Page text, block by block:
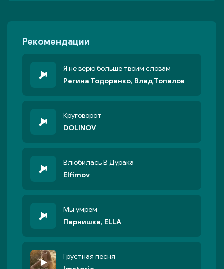
Рекомендации
Я не верю больше твоим словам
Регина Тодоренко, Влад Топалов
Круговорот
DOLINOV
Влюбилась В Дурака
Elfimov
Мы умрём
Парнишка, ELLA
Грустная песня